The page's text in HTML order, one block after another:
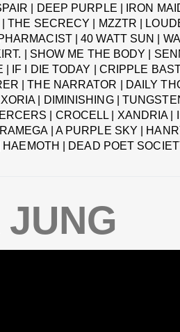
| DEEP PURPLE | IRON
THE SECRECY | MZZTR |
| 40 WATT SUN |
| SHOW ME THE BODY |
IF I DIE TODAY | CRIPPLE
| THE NARRATOR | DAILY
| DIMINISHING |
| CROCELL | XANDRIA |
| A PURPLE SKY |
| DEAD POET